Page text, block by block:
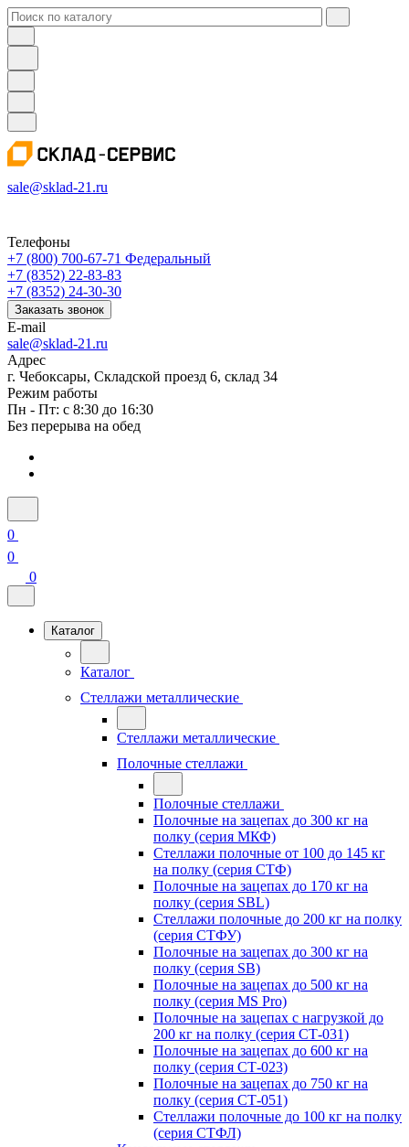
sale@sklad-21.ru
Телефоны
+7 (800) 700-67-71 Федеральный
+7 (8352) 22-83-83
+7 (8352) 24-30-30
Заказать звонок
E-mail
sale@sklad-21.ru
Адрес
г. Чебоксары, Складской проезд 6, склад 34
Режим работы
Пн - Пт: с 8:30 до 16:30
Без перерыва на обед
0
0
0
Каталог
Каталог
Стеллажи металлические
Стеллажи металлические
Полочные стеллажи
Полочные стеллажи
Полочные на зацепах до 300 кг на
полку (серия МКФ)
Стеллажи полочные от 100 до 145 кг
на полку (серия СТФ)
Полочные на зацепах до 170 кг на
полку (серия SBL)
Стеллажи полочные до 200 кг на полку
(серия СТФУ)
Полочные на зацепах до 300 кг на
полку (серия SB)
Полочные на зацепах до 500 кг на
полку (серия MS Pro)
Полочные на зацепах с нагрузкой до
200 кг на полку (серия СТ-031)
Полочные на зацепах до 600 кг на
полку (серия СТ-023)
Полочные на зацепах до 750 кг на
полку (серия СТ-051)
Стеллажи полочные до 100 кг на полку
(серия СТФЛ)